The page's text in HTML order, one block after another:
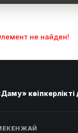
не найден!